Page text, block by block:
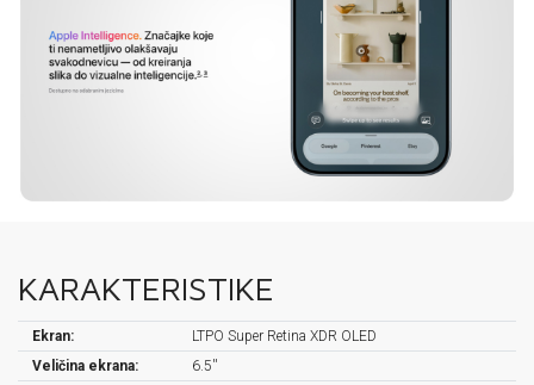
KARAKTERISTIKE
Ekran:
LTPO Super Retina XDR OLED
Veličina ekrana:
6.5''